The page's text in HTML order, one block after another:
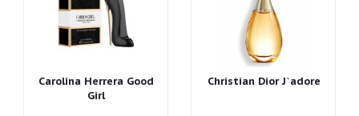
Carolina Herrera Good
Girl
Christian Dior J`adore